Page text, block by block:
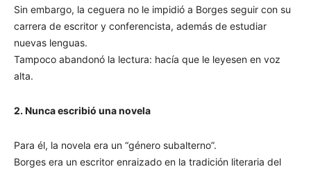
Sin embargo, la ceguera no le impidió a Borges seguir con su
carrera de escritor y conferencista, además de estudiar
nuevas lenguas.
Tampoco abandonó la lectura: hacía que le leyesen en voz
alta.
2. Nunca escribió una novela
Para él, la novela era un “género subalterno”.
Borges era un escritor enraizado en la tradición literaria del